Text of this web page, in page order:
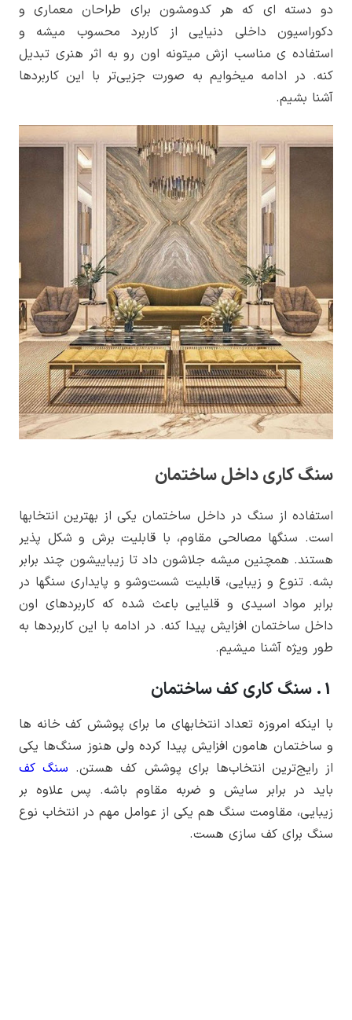
دو دسته ­ای که هر کدومشون برای طراحان معماری و
دکوراسیون داخلی دنیایی از کاربرد محسوب میشه و
استفاده­ ی مناسب ازش میتونه اون رو به اثر هنری تبدیل
کنه. در ادامه میخوایم به صورت جزیی‌­تر با این کاربردها
آشنا بشیم.
سنگ کاری داخل ساختمان
استفاده از سنگ در داخل ساختمان یکی از بهترین انتخاب­ها
است. سنگ­ها مصالحی مقاوم، با قابلیت برش و شکل پذیر
هستند. هم­چنین میشه جلاشون داد تا زیبایی­شون چند برابر
بشه. تنوع و زیبایی، قابلیت شست‌­و‌شو و پایداری­ سنگ­ها در
برابر مواد اسیدی و قلیایی باعث شده که کاربردهای اون
داخل ساختمان افزایش پیدا کنه. در ادامه با این کاربردها به
طور ویژه آشنا میشیم.
1. سنگ کاری کف ساختمان
با اینکه امروزه تعداد انتخاب­های ما برای پوشش کف خانه­ ها
و ساختمان­ هامون افزایش پیدا کرده ولی هنوز سنگ­‌ها یکی
از رایج‌­ترین انتخاب‌­ها برای پوشش کف هستن. سنگ کف
باید در برابر سایش و ضربه مقاوم باشه. پس علاوه بر
زیبایی، مقاومت سنگ هم یکی از عوامل مهم در انتخاب نوع
سنگ برای کف سازی هست.